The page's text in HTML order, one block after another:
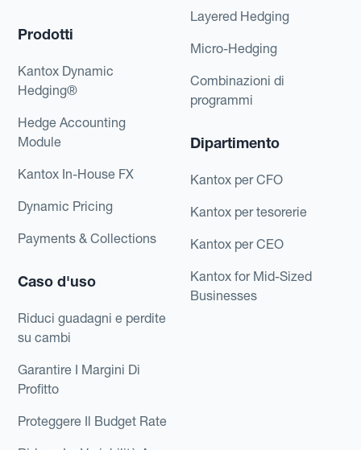
Prodotti
Kantox Dynamic
Hedging®
Hedge Accounting
Module
Kantox In-House FX
Dynamic Pricing
Payments & Collections
Caso d'uso
Riduci guadagni e perdite
su cambi
Garantire I Margini Di
Profitto
Proteggere Il Budget Rate
Layered Hedging
Micro-Hedging
Combinazioni di
programmi
Dipartimento
Kantox per CFO
Kantox per tesorerie
Kantox per CEO
Kantox for Mid-Sized
Businesses